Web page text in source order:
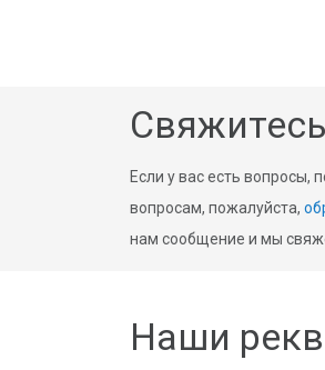
Если у вас есть
вопросам, пожалуйста,
нам сообщение и мы
Наши